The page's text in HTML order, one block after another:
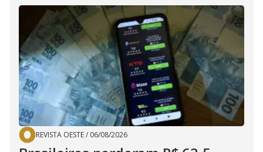
REVISTA OESTE/ 06/08/2026